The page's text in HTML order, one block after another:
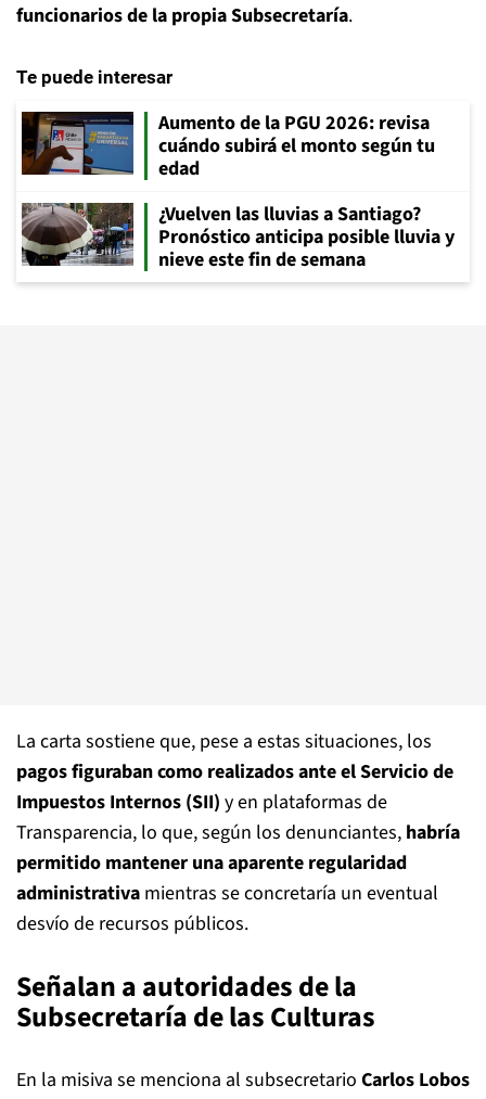
funcionarios de la propia Subsecretaría.
Te puede interesar
Aumento de la PGU 2026: revisa
cuándo subirá el monto según tu
edad
¿Vuelven las lluvias a Santiago?
Pronóstico anticipa posible lluvia y
nieve este fin de semana
La carta sostiene que, pese a estas situaciones, los
pagos figuraban como realizados ante el Servicio de
Impuestos Internos (SII) y en plataformas de
Transparencia, lo que, según los denunciantes, habría
permitido mantener una aparente regularidad
administrativa mientras se concretaría un eventual
desvío de recursos públicos.
Señalan a autoridades de la
Subsecretaría de las Culturas
En la misiva se menciona al subsecretario Carlos Lobos